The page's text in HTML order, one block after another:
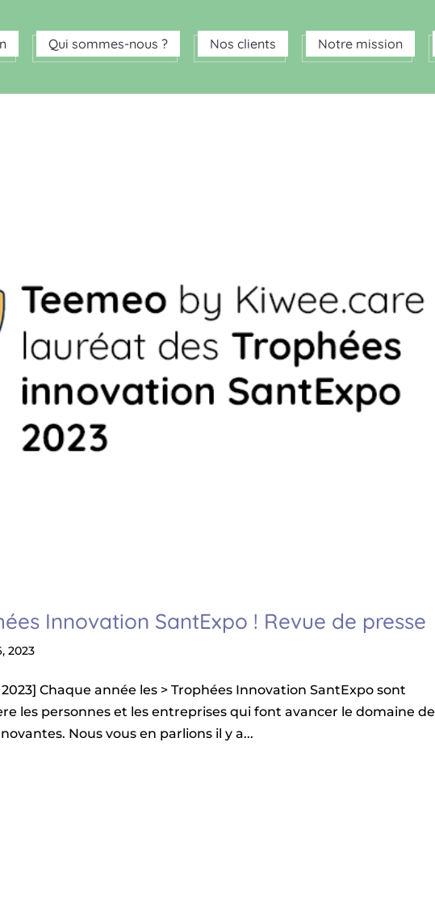
Qui sommes-nous ? Nos clients Notre mission
Innovation SantExpo ! Revue de presse
2023
Chaque année les > Trophées Innovation SantExpo sont
les personnes et les entreprises qui font avancer le domaine de
Nous vous en parlions il y a...